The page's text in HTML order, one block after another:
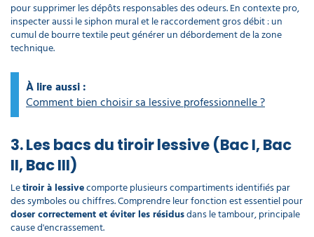
pour supprimer les dépôts responsables des odeurs. En contexte pro,
inspecter aussi le siphon mural et le raccordement gros débit : un
cumul de bourre textile peut générer un débordement de la zone
technique.
À lire aussi :
Comment bien choisir sa lessive professionnelle ?
3. Les bacs du tiroir lessive (Bac I, Bac
II, Bac III)
Letiroir à lessivecomporte plusieurs compartiments identifiés par
des symboles ou chiffres. Comprendre leur fonction est essentiel pour
doser correctement et éviter les résidusdans le tambour, principale
cause d'encrassement.